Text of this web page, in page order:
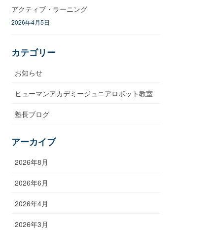
アクティブ・ラーニング
2026年4月5日
カテゴリー
お知らせ
ヒューマンアカデミージュニアロボット教室
塾長ブログ
アーカイブ
2026年8月
2026年6月
2026年4月
2026年3月